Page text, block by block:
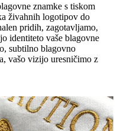
znamke s tiskom
živahnih logotipov do
pridih, zagotavljamo,
identiteto vaše blagovne
subtilno blagovno
vašo vizijo uresničimo z